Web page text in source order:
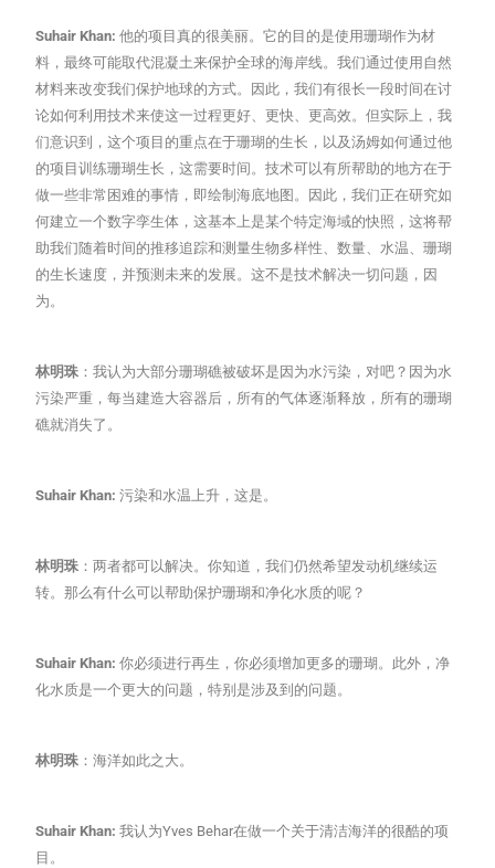
Suhair Khan:他的项目真的很美丽。它的目的是使用珊瑚作为材
料，最终可能取代混凝土来保护全球的海岸线。我们通过使用自然
材料来改变我们保护地球的方式。因此，我们有很长一段时间在讨
论如何利用技术来使这一过程更好、更快、更高效。但实际上，我
们意识到，这个项目的重点在于珊瑚的生长，以及汤姆如何通过他
的项目训练珊瑚生长，这需要时间。技术可以有所帮助的地方在于
做一些非常困难的事情，即绘制海底地图。因此，我们正在研究如
何建立一个数字孪生体，这基本上是某个特定海域的快照，这将帮
助我们随着时间的推移追踪和测量生物多样性、数量、水温、珊瑚
的生长速度，并预测未来的发展。这不是技术解决一切问题，因
为。
林明珠 ：我认为大部分珊瑚礁被破坏是因为水污染，对吧？因为水
污染严重，每当建造大容器后，所有的气体逐渐释放，所有的珊瑚
礁就消失了。
Suhair Khan:污染和水温上升，这是。
林明珠 ：两者都可以解决。你知道，我们仍然希望发动机继续运
转。那么有什么可以帮助保护珊瑚和净化水质的呢？
Suhair Khan:你必须进行再生，你必须增加更多的珊瑚。此外，净
化水质是一个更大的问题，特别是涉及到的问题。
林明珠 ：海洋如此之大。
Suhair Khan:我认为Yves Behar在做一个关于清洁海洋的很酷的项
目。